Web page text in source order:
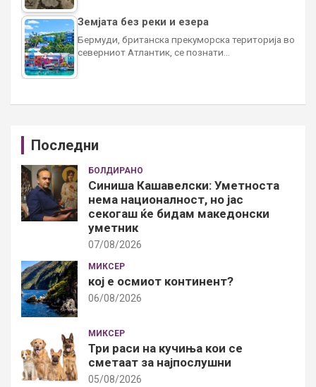
Земјата без реки и езера
Бермуди, британска прекуморска територија во
северниот Атлантик, се познати…
Последни
БОЛДИРАНО
Синиша Кашавелски: Уметноста
нема националност, но јас
секогаш ќе бидам македонски
уметник
07/08/2026
МИКСЕР
кој е осмиот континент?
06/08/2026
МИКСЕР
Три раси на кучиња кои се
сметаат за најпослушни
05/08/2026